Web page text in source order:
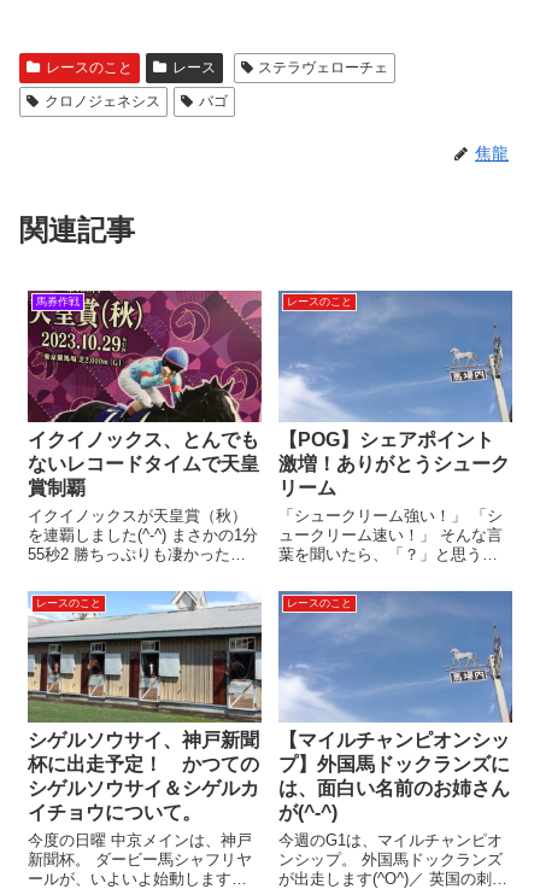
レースのこと レース
ステラヴェローチェ
クロノジェネシス
バゴ
焦龍
関連記事
馬券作戦
イクイノックス、とんでも
ないレコードタイムで天皇
賞制覇
イクイノックスが天皇賞（秋）
を連覇しました(^-^) まさかの1分
55秒2 勝ちっぷりも凄かったけ
「1:55.2」という数字を見て、呆
然としました。 「このタイム
は、どの距離で出たものでしょ
う？」 と競馬ファンに聞...
レースのこと
【POG】シェアポイント
激増！ありがとうシューク
リーム
「シュークリーム強い！」 「シ
ュークリーム速い！」 そんな言
葉を聞いたら、「？」と思う方
て速い！シュークリーム シュー
クリーム。 ふつうは、「甘い」
や「おいしい」といった形容詞
で語られるスイーツです。 ...
レースのこと
シゲルソウサイ、神戸新聞
杯に出走予定！ かつての
シゲルソウサイ＆シゲルカ
イチョウについて。
今度の日曜 中京メインは、神戸
新聞杯。 ダービー馬シャフリヤ
ールが、いよいよ始動します！
レースのこと
【マイルチャンピオンシッ
プ】外国馬ドックランズに
は、面白い名前のお姉さん
が(^-^)
今週のG1は、マイルチャンピオ
ンシップ。 外国馬ドックランズ
が出走します(^O^)／ 英国の刺